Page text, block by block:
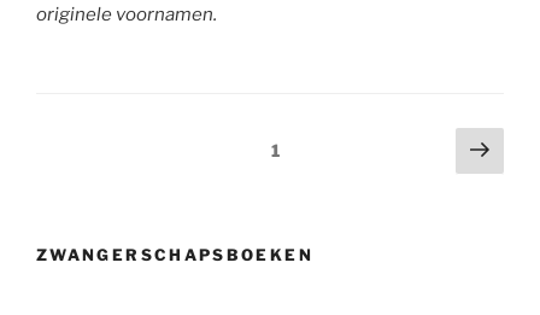
originele voornamen.
Pagina1
ZWANGERSCHAPSBOEKEN